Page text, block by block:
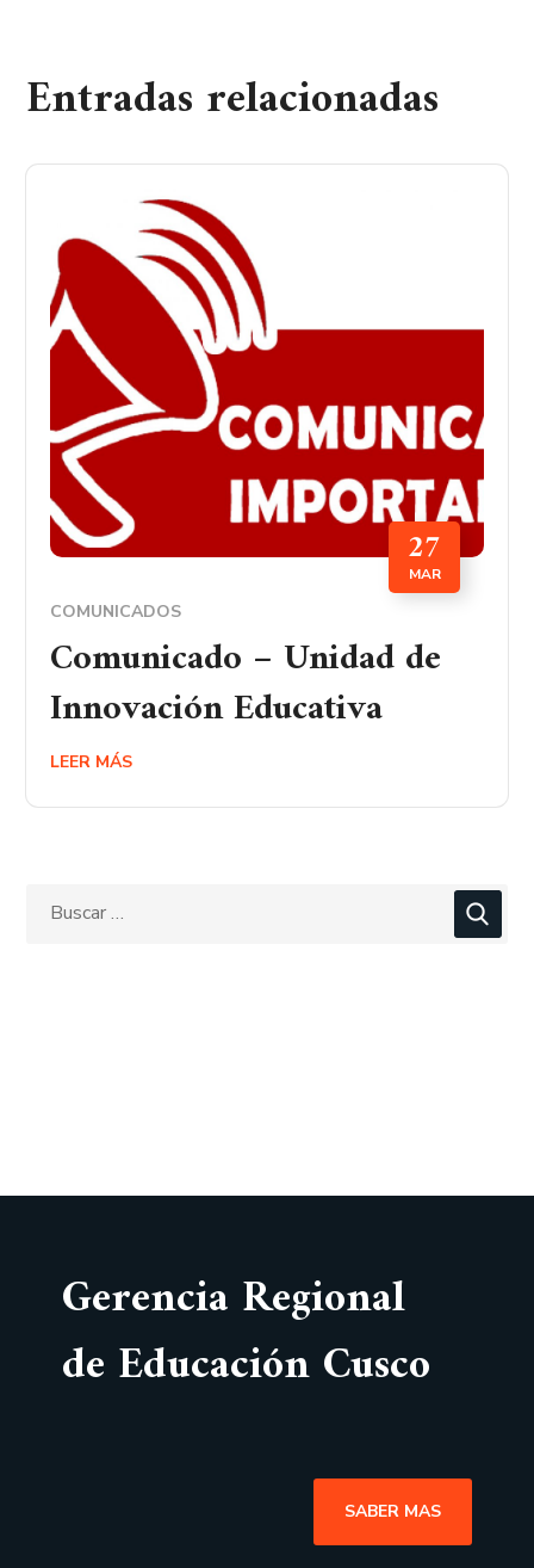
Entradas relacionadas
27
MAR
COMUNICADOS
Comunicado – Unidad de
Innovación Educativa
LEER MÁS
Gerencia Regional
de Educación Cusco
SABER MAS